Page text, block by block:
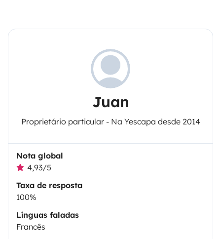
Juan
Proprietário particular - Na Yescapa desde 2014
Nota global
4,93/5
Taxa de resposta
100%
Línguas faladas
Francês